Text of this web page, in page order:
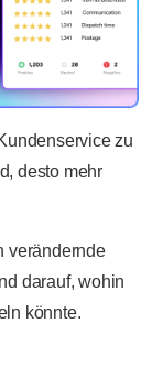
zu
desto mehr
verändernde
darauf, wohin
könnte.